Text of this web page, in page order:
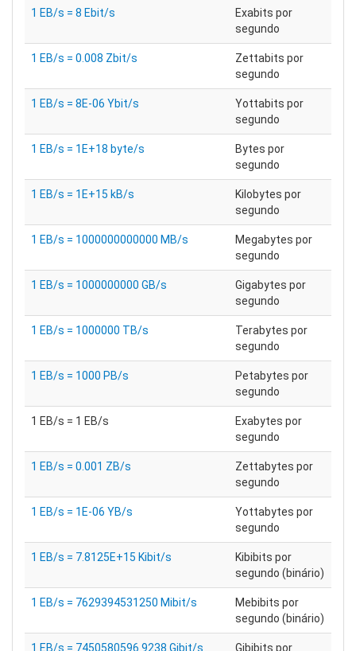
1 EB/s = 8 Ebit/s
Exabits por
segundo
1 EB/s = 0.008 Zbit/s
Zettabits por
segundo
1 EB/s = 8E-06 Ybit/s
Yottabits por
segundo
1 EB/s = 1E+18 byte/s
Bytes por
segundo
1 EB/s = 1E+15 kB/s
Kilobytes por
segundo
1 EB/s = 1000000000000 MB/s
Megabytes por
segundo
1 EB/s = 1000000000 GB/s
Gigabytes por
segundo
1 EB/s = 1000000 TB/s
Terabytes por
segundo
1 EB/s = 1000 PB/s
Petabytes por
segundo
1 EB/s = 1 EB/s
Exabytes por
segundo
1 EB/s = 0.001 ZB/s
Zettabytes por
segundo
1 EB/s = 1E-06 YB/s
Yottabytes por
segundo
1 EB/s = 7.8125E+15 Kibit/s
Kibibits por
segundo (binário)
1 EB/s = 7629394531250 Mibit/s
Mebibits por
segundo (binário)
1 EB/s = 7450580596.9238 Gibit/s Gibibits por